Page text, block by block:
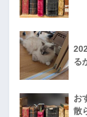
る
お
散